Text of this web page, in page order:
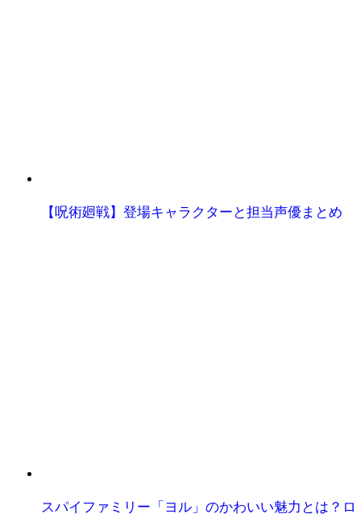
【呪術廻戦】登場キャラクターと担当声優まとめ
スパイファミリー「ヨル」のかわいい魅力とは？ロ